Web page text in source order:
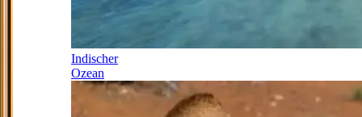
Indischer
Ozean